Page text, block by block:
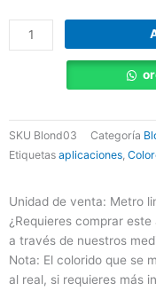
Blonda
|
SKU Blond03 Categoría
Etiquetas aplicaciones,
Unidad de venta: Metro
¿Requieres comprar
a través de nuestros
Nota: El colorido que se
al real, si requieres más